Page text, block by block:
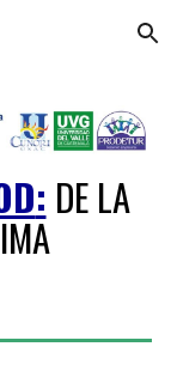
Skip to navigation
: DE LA